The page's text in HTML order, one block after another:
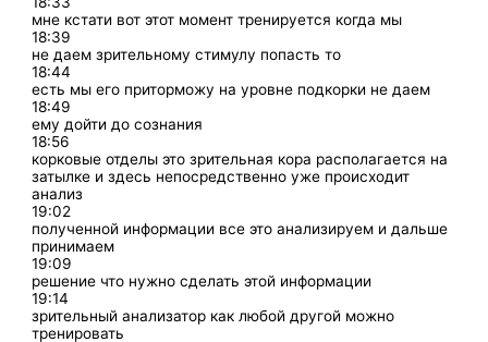
мне кстати вот этот момент тренируется когда мы
18:39
не даем зрительному стимулу попасть то
18:44
есть мы его приторможу на уровне подкорки не даем
18:49
ему дойти до сознания
18:56
корковые отделы это зрительная кора располагается на
затылке и здесь непосредственно уже происходит
анализ
19:02
полученной информации все это анализируем и дальше
принимаем
19:09
решение что нужно сделать этой информации
19:14
зрительный анализатор как любой другой можно
тренировать